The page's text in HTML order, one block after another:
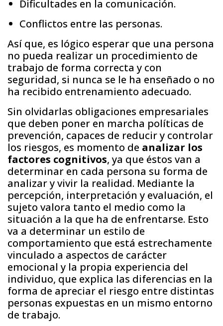
Dificultades en la comunicación.
Conflictos entre las personas.
Así que, es lógico esperar que una persona
no pueda realizar un procedimiento de
trabajo de forma correcta y con
seguridad, si nunca se le ha enseñado o no
ha recibido entrenamiento adecuado.
Sin olvidarlas obligaciones empresariales
que deben poner en marcha políticas de
prevención, capaces de reducir y controlar
los riesgos, es momento de analizar los
factores cognitivos, ya que éstos van a
determinar en cada persona su forma de
analizar y vivir la realidad. Mediante la
percepción, interpretación y evaluación, el
sujeto valora tanto el medio como la
situación a la que ha de enfrentarse. Esto
va a determinar un estilo de
comportamiento que está estrechamente
vinculado a aspectos de carácter
emocional y la propia experiencia del
individuo, que explica las diferencias en la
forma de apreciar el riesgo entre distintas
personas expuestas en un mismo entorno
de trabajo.